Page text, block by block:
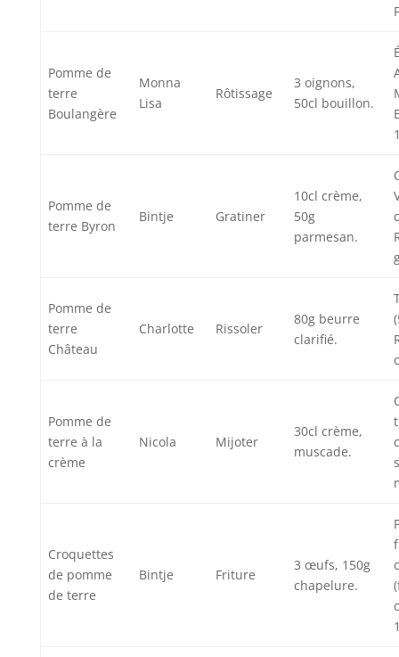
Pomme de
terre
Boulangère
Monna
Lisa
Rôtissage
3 oignons,
50cl bouillon.
Pomme de
terre Byron
Bintje Gratiner
10cl crème,
50g
parmesan.
Pomme de
terre
Château
Charlotte Rissoler
80g beurre
clarifié.
Pomme de
terre à la
crème
Nicola Mijoter
30cl crème,
muscade.
Croquettes
de pomme
de terre
Bintje Friture
3 œufs, 150g
chapelure.